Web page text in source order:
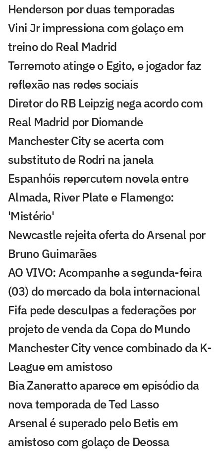
Henderson por duas temporadas
Vini Jr impressiona com golaço em
treino do Real Madrid
Terremoto atinge o Egito, e jogador faz
reflexão nas redes sociais
Diretor do RB Leipzig nega acordo com
Real Madrid por Diomande
Manchester City se acerta com
substituto de Rodri na janela
Espanhóis repercutem novela entre
Almada, River Plate e Flamengo:
'Mistério'
Newcastle rejeita oferta do Arsenal por
Bruno Guimarães
AO VIVO: Acompanhe a segunda-feira
(03) do mercado da bola internacional
Fifa pede desculpas a federações por
projeto de venda da Copa do Mundo
Manchester City vence combinado da K-
League em amistoso
Bia Zaneratto aparece em episódio da
nova temporada de Ted Lasso
Arsenal é superado pelo Betis em
amistoso com golaço de Deossa